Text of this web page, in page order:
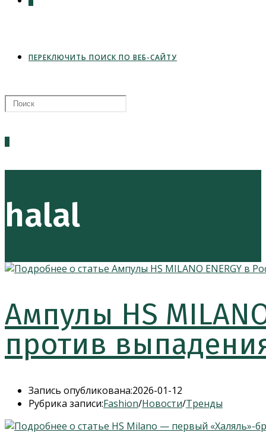
ПЕРЕКЛЮЧИТЬ ПОИСК ПО ВЕБ-САЙТУ
halal
Ампулы HS
против
Запись опубликована:2026-01-12
Рубрика записи:Fashion/Новости/Тренды